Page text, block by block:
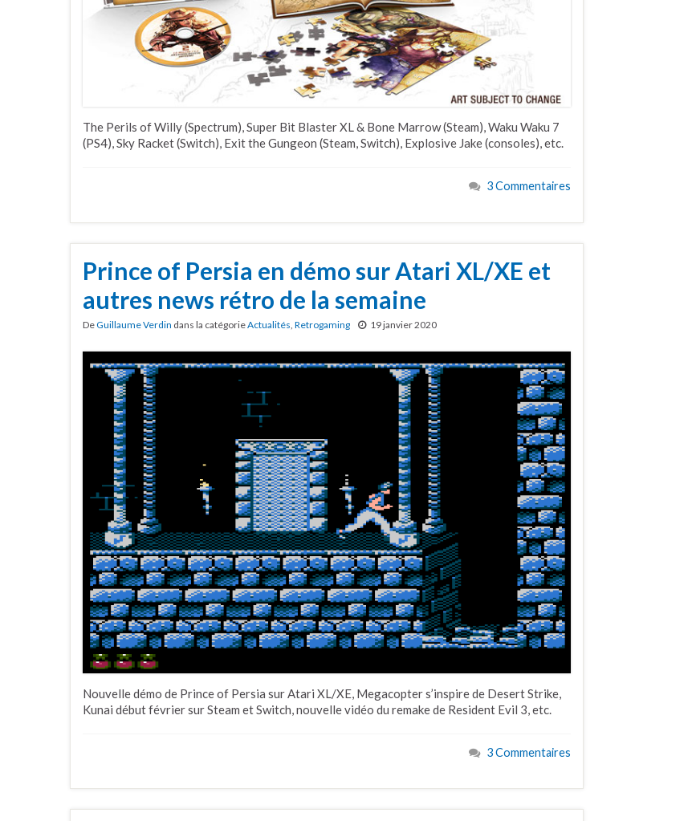
The Perils of Willy (Spectrum), Super Bit Blaster XL & Bone Marrow (Steam), Waku Waku 7
(PS4), Sky Racket (Switch), Exit the Gungeon (Steam, Switch), Explosive Jake (consoles), etc.
3 Commentaires
Prince of Persia en démo sur Atari XL/XE et
autres news rétro de la semaine
DeGuillaume Verdin dans la catégorieActualités Retrogaming 19 janvier 2020
Nouvelle démo de Prince of Persia sur Atari XL/XE, Megacopter s’inspire de Desert Strike,
Kunai début février sur Steam et Switch, nouvelle vidéo du remake de Resident Evil 3, etc.
3 Commentaires